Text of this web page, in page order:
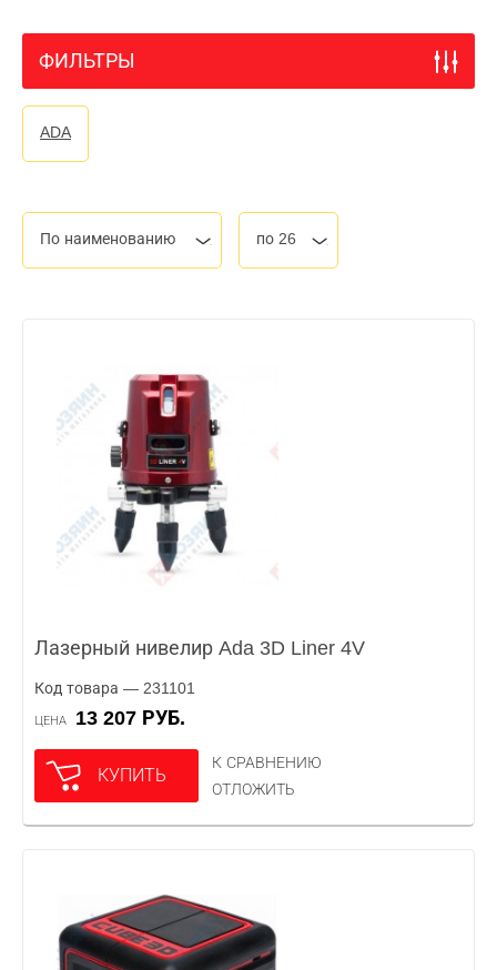
ФИЛЬТРЫ
ADA
По наименованию по 26
Лазерный нивелир Ada 3D Liner 4V
Код товара — 231101
ЦЕНА 13 207 РУБ.
КУПИТЬ
К СРАВНЕНИЮ
ОТЛОЖИТЬ